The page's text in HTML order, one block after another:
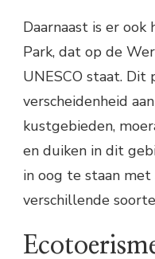
Daarnaast is er
Park, dat op de
UNESCO staat.
verscheidenheid
kustgebieden,
en duiken in dit
in oog te staan
verschillende